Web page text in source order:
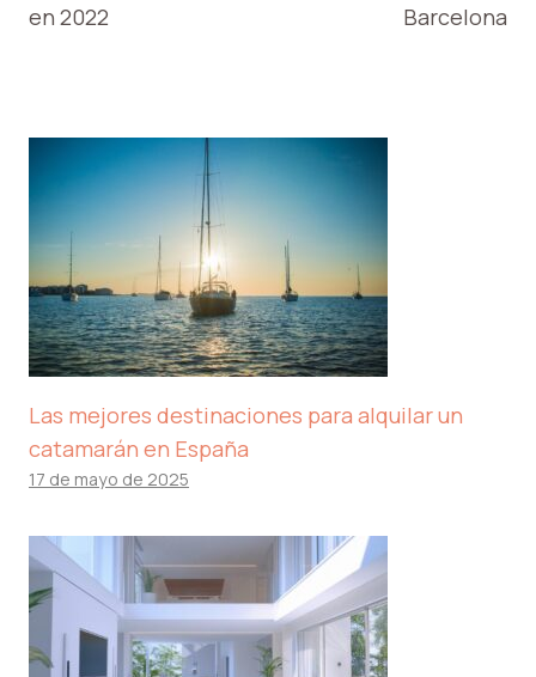
en 2022
Barcelona
Las mejores destinaciones para alquilar un
catamarán en España
17 de mayo de 2025